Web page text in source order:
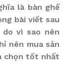
là bàn ghế
bài viết sau
vì sao nên
nên mua sản
chọn tốt nhất